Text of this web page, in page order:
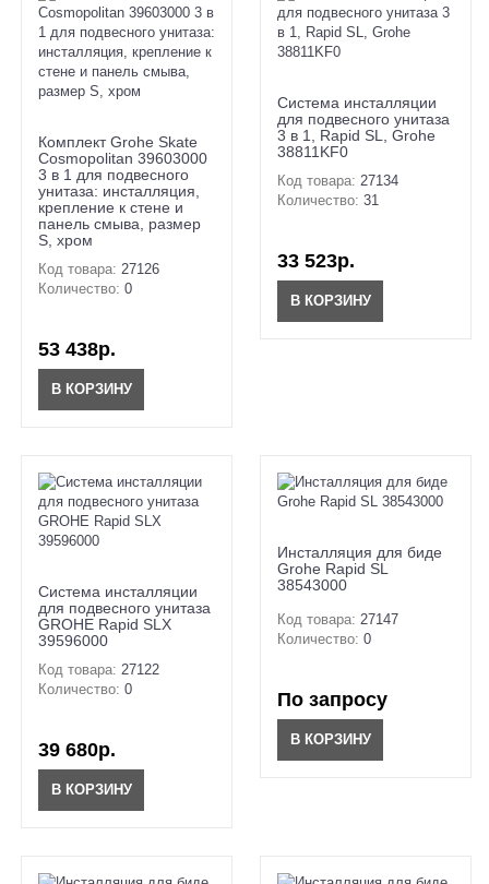
Комплект Grohe Skate
Cosmopolitan 39603000
3 в 1 для подвесного
унитаза: инсталляция,
крепление к стене и
панель смыва, размер
S, хром
Код товара: 27126
Количество: 0
53 438р.
В КОРЗИНУ
Система инсталляции
для подвесного унитаза
3 в 1, Rapid SL, Grohe
38811KF0
Код товара: 27134
Количество: 31
33 523р.
В КОРЗИНУ
Система инсталляции
для подвесного унитаза
GROHE Rapid SLX
39596000
Код товара: 27122
Количество: 0
39 680р.
В КОРЗИНУ
Инсталляция для биде
Grohe Rapid SL
38543000
Код товара: 27147
Количество: 0
По запросу
В КОРЗИНУ